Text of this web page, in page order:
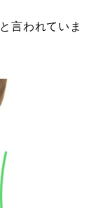
と言われていま